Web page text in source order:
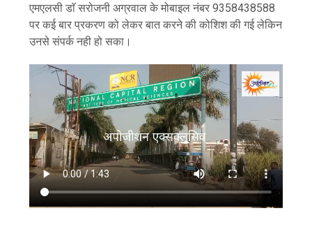
एमएलसी डाॅ सरोजनी अग्रवाल के मोबाइल नंबर 9358438588
पर कई बार प्रकरण को लेकर बात करने की कोशिश की गई लेकिन
उनसे संपर्क नही हो सका।